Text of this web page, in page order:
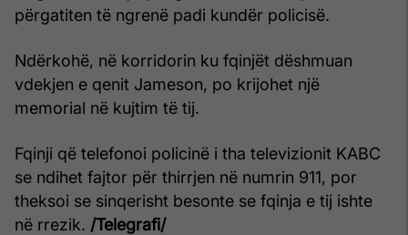
përgatiten të ngrenë padi kundër policisë.
Ndërkohë, në korridorin ku fqinjët dëshmuan
vdekjen e qenit Jameson, po krijohet një
memorial në kujtim të tij.
Fqinji që telefonoi policinë i tha televizionit KABC
se ndihet fajtor për thirrjen në numrin 911, por
theksoi se sinqerisht besonte se fqinja e tij ishte
në rrezik. /Telegrafi/